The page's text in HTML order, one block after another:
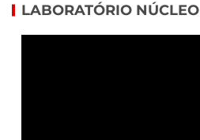
LABORATÓRIO NÚCLEO